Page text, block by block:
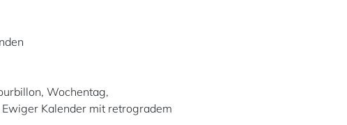
Wochentag,
Kalender mit retrogradem